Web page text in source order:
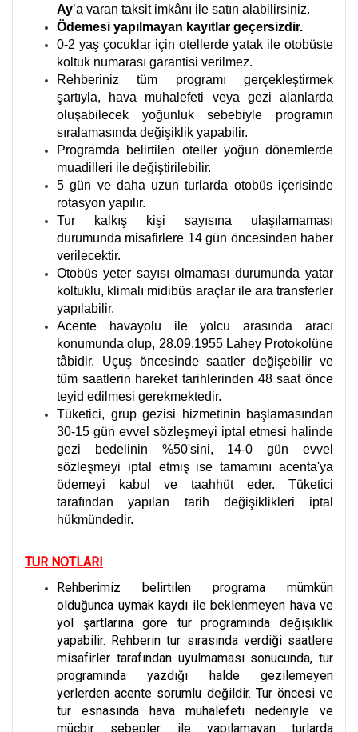
Ay’a varan taksit imkânı ile satın alabilirsiniz.
Ödemesi yapılmayan kayıtlar geçersizdir.
0-2 yaş çocuklar için otellerde yatak ile otobüste
koltuk numarası garantisi verilmez.
Rehberiniz tüm programı gerçekleştirmek
şartıyla, hava muhalefeti veya gezi alanlarda
oluşabilecek yoğunluk sebebiyle programın
sıralamasında değişiklik yapabilir.
Programda belirtilen oteller yoğun dönemlerde
muadilleri ile değiştirilebilir.
5 gün ve daha uzun turlarda otobüs içerisinde
rotasyon yapılır.
Tur kalkış kişi sayısına ulaşılamaması
durumunda misafirlere 14 gün öncesinden haber
verilecektir.
Otobüs yeter sayısı olmaması durumunda yatar
koltuklu, klimalı midibüs araçlar ile ara transferler
yapılabilir.
Acente havayolu ile yolcu arasında aracı
konumunda olup, 28.09.1955 Lahey Protokolüne
tâbidir. Uçuş öncesinde saatler değişebilir ve
tüm saatlerin hareket tarihlerinden 48 saat önce
teyid edilmesi gerekmektedir.
Tüketici, grup gezisi hizmetinin başlamasından
30-15 gün evvel sözleşmeyi iptal etmesi halinde
gezi bedelinin %50'sini, 14-0 gün evvel
sözleşmeyi iptal etmiş ise tamamını acenta'ya
ödemeyi kabul ve taahhüt eder. Tüketici
tarafından yapılan tarih değişiklikleri iptal
hükmündedir.
TUR NOTLARI
Rehberimiz belirtilen programa mümkün
olduğunca uymak kaydı ile beklenmeyen hava ve
yol şartlarına göre tur programında değişiklik
yapabilir. Rehberin tur sırasında verdiği saatlere
misafirler tarafından uyulmaması sonucunda, tur
programında yazdığı halde gezilemeyen
yerlerden acente sorumlu değildir. Tur öncesi ve
tur esnasında hava muhalefeti nedeniyle ve
mücbir sebepler ile yapılamayan turlarda